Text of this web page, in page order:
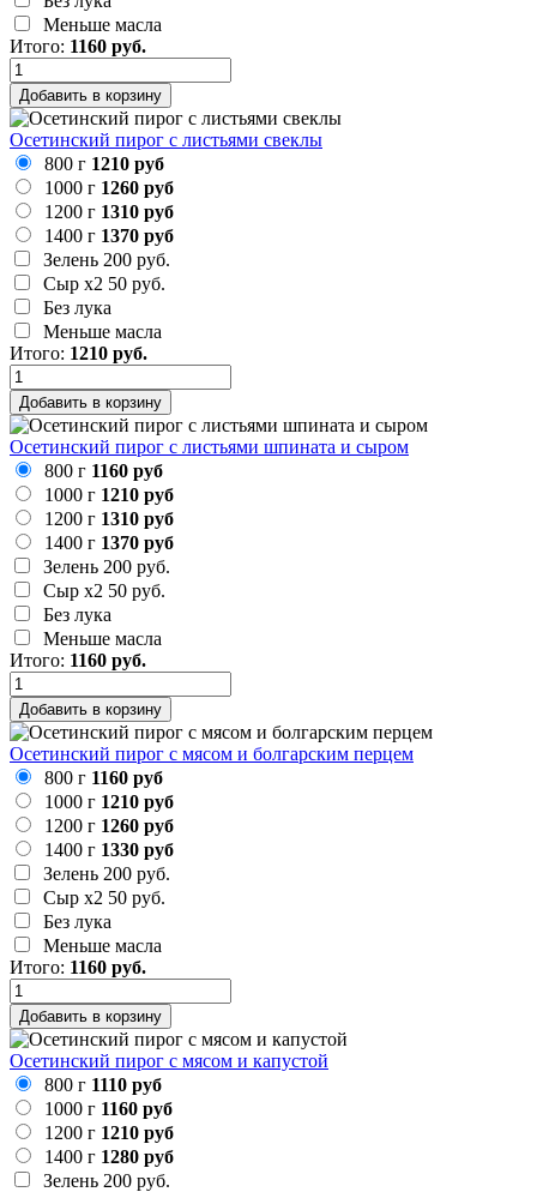
Меньше масла
Итого: 1160 руб.
Добавить в корзину
Осетинский пирог с листьями свеклы
800 г 1210 руб
1000 г 1260 руб
1200 г 1310 руб
1400 г 1370 руб
Зелень 200 руб.
Сыр х2 50 руб.
Без лука
Меньше масла
Итого: 1210 руб.
Добавить в корзину
Осетинский пирог с листьями шпината и сыром
800 г 1160 руб
1000 г 1210 руб
1200 г 1310 руб
1400 г 1370 руб
Зелень 200 руб.
Сыр х2 50 руб.
Без лука
Меньше масла
Итого: 1160 руб.
Добавить в корзину
Осетинский пирог с мясом и болгарским перцем
800 г 1160 руб
1000 г 1210 руб
1200 г 1260 руб
1400 г 1330 руб
Зелень 200 руб.
Сыр х2 50 руб.
Без лука
Меньше масла
Итого: 1160 руб.
Добавить в корзину
Осетинский пирог с мясом и капустой
800 г 1110 руб
1000 г 1160 руб
1200 г 1210 руб
1400 г 1280 руб
Зелень 200 руб.